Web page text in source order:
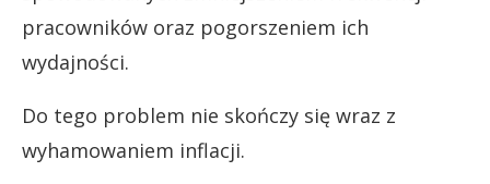
pracowników oraz pogorszeniem ich
wydajności.
Do tego problem nie skończy się wraz z
wyhamowaniem inflacji.